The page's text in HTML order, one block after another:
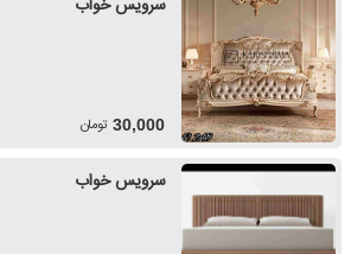
سرویس خواب
30,000 تومان
سرویس خواب